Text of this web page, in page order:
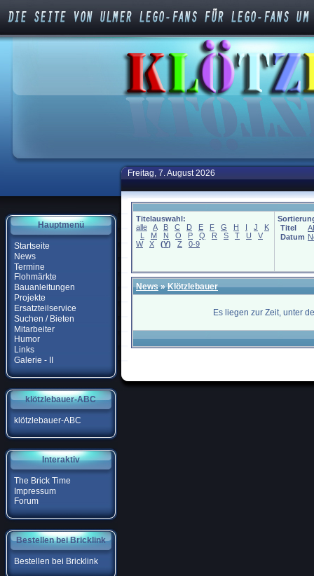
Hauptmenü
Startseite
News
Termine
Flohmärkte
Bauanleitungen
Projekte
Ersatzteilservice
Suchen / Bieten
Mitarbeiter
Humor
Links
Galerie - II
klötzlebauer-ABC
klötzlebauer-ABC
Interaktiv
The Brick Time
Impressum
Forum
Bestellen bei Bricklink
Bestellen bei Bricklink
Freitag, 7. August 2026
Titelauswahl:
alle
A B C D E F G H I J
K
L
M N O P Q R S T U
V
W
X (Y) Z 0-9
Titel
Datum
News»Klötzlebauer
Es liegen zur Zeit, unter